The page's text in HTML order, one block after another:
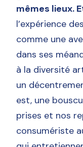
mêmes lieux.
l’expérience
comme une
dans ses
à la diversité
un
est, une
prises et nos
consumériste